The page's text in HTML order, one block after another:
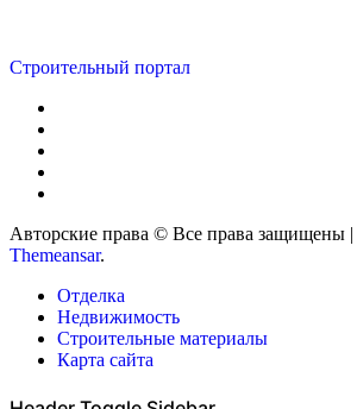
Строительный портал
Авторские права © Все права защищены |
Themeansar.
Отделка
Недвижимость
Строительные материалы
Карта сайта